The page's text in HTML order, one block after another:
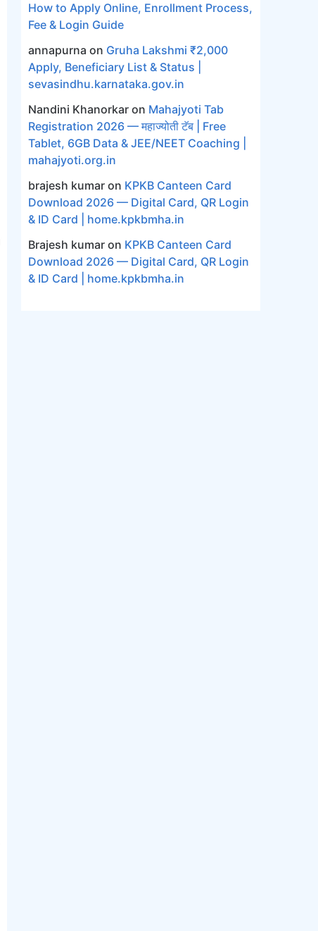
How to Apply Online, Enrollment Process,
Fee & Login Guide
annapurna on Gruha Lakshmi ₹2,000
Apply, Beneficiary List & Status |
sevasindhu.karnataka.gov.in
Nandini Khanorkar on Mahajyoti Tab
Registration 2026 — महाज्योती टॅब | Free
Tablet, 6GB Data & JEE/NEET Coaching |
mahajyoti.org.in
brajesh kumar on KPKB Canteen Card
Download 2026 — Digital Card, QR Login
& ID Card | home.kpkbmha.in
Brajesh kumar on KPKB Canteen Card
Download 2026 — Digital Card, QR Login
& ID Card | home.kpkbmha.in